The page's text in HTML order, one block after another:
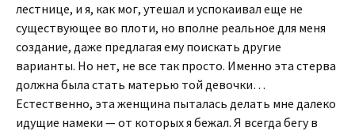
лестнице, и я, как мог, утешал и успокаивал еще не
существующее во плоти, но вполне реальное для меня
создание, даже предлагая ему поискать другие
варианты. Но нет, не все так просто. Именно эта стерва
должна была стать матерью той девочки…
Естественно, эта женщина пыталась делать мне далеко
идущие намеки — от которых я бежал. Я всегда бегу в